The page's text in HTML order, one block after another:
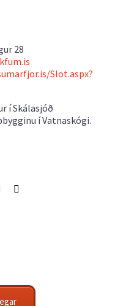
28
Slot.aspx?
í Skálasjóð
í Vatnaskógi.
Pinterest